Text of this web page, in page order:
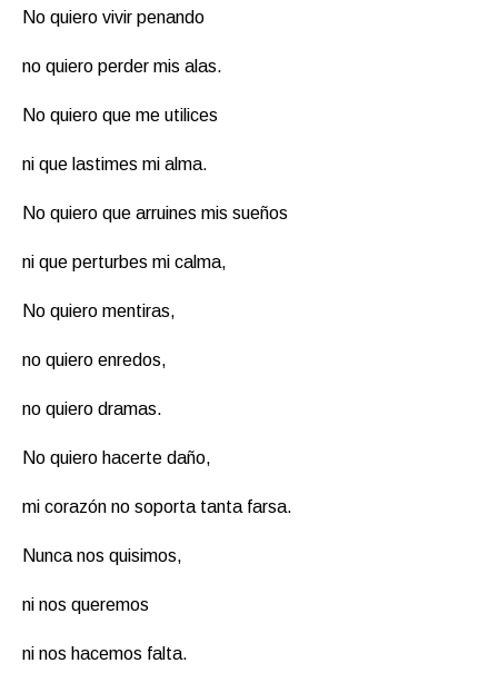
No quiero vivir penando
no quiero perder mis alas.
No quiero que me utilices
ni que lastimes mi alma.
No quiero que arruines mis sueños
ni que perturbes mi calma,
No quiero mentiras,
no quiero enredos,
no quiero dramas.
No quiero hacerte daño,
mi corazón no soporta tanta farsa.
Nunca nos quisimos,
ni nos queremos
ni nos hacemos falta.